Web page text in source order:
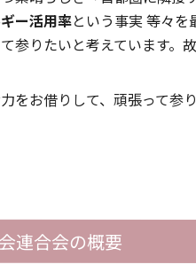
ー活用率という事実 等々
参りたいと考えています。
をお借りして、頑張って参
連合会の概要